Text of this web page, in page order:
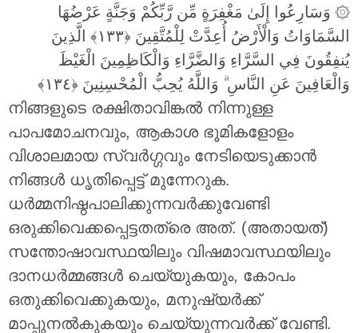
۞ وَسَارِعُوا إِلَىٰ مَغْفِرَةٍ مِّن رَّبِّكُمْ وَجَنَّةٍ عَرْضُهَا
السَّمَاوَاتُ وَالْأَرْضُ أُعِدَّتْ لِلْمُتَّقِينَ
الَّذِينَ
يُنفِقُونَ فِي السَّرَّاءِ وَالضَّرَّاءِ وَالْكَاظِمِينَ الْغَيْظَ
وَالْعَافِينَ عَنِ النَّاسِۗ وَاللَّهُ يُحِبُّ الْمُحْسِنِينَ
നിങ്ങളുടെ രക്ഷിതാവിങ്കൽ നിന്നുള്ള
പാപമോചനവും, ആകാശ ഭൂമികളോളം
വിശാലമായ സ്വർഗ്ഗവും നേടിയെടുക്കാൻ
നിങ്ങൾ ധൃതിപ്പെട്ട് മുന്നേറുക.
ധർമ്മനിഷ്ഠപാലിക്കുന്നവർക്കുവേണ്ടി
ഒരുക്കിവെക്കപ്പെട്ടതത്രെ അത്. (അതായത്)
സന്തോഷാവസ്ഥയിലും വിഷമാവസ്ഥയിലും
ദാനധർമ്മങ്ങൾ ചെയ്യുകയും, കോപം
ഒതുക്കിവെക്കുകയും, മനുഷ്യർക്ക്
മാപ്പുനൽകുകയും ചെയ്യുന്നവർക്ക് വേണ്ടി.